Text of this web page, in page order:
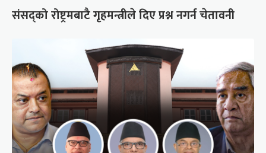
संसद्को रोष्ट्रमबाटै गृहमन्त्रीले दिए प्रश्न नगर्न चेतावनी